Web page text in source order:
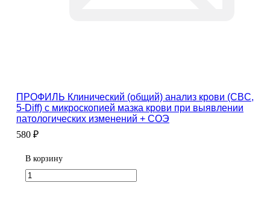
ПРОФИЛЬ Клинический (общий) анализ крови (CBC,
5-Diff) с микроскопией мазка крови при выявлении
патологических изменений + СОЭ
580 ₽
В корзину